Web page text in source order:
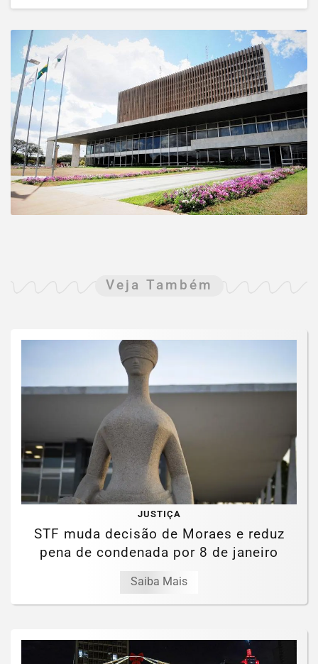
Veja Também
JUSTIÇA
STF muda decisão de Moraes e reduz
pena de condenada por 8 de janeiro
Saiba Mais